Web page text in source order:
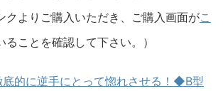
クよりご購入いただき、ご購入画面がこ
ることを確認して下さい。）
的に逆手にとって惚れさせる！◆B型